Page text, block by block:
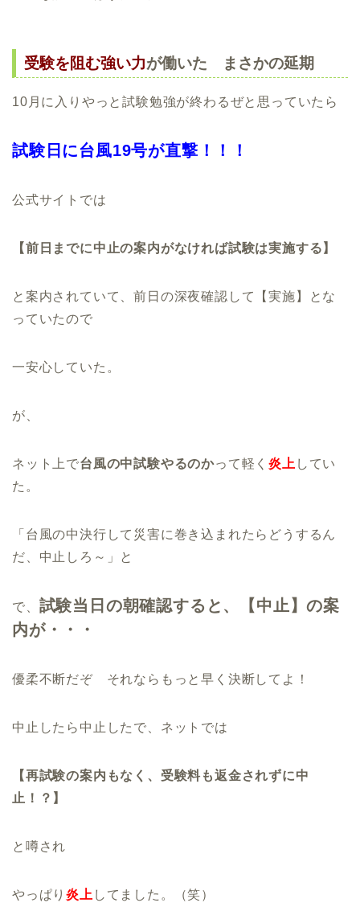
受験を阻む強い力が働いた まさかの延期
10月に入りやっと試験勉強が終わるぜと思っていたら
試験日に台風19号が直撃！！！
公式サイトでは
【前日までに中止の案内がなければ試験は実施する】
と案内されていて、前日の深夜確認して【実施】とな
っていたので
一安心していた。
が、
ネット上で台風の中試験やるのかって軽く炎上 してい
た。
「台風の中決行して災害に巻き込まれたらどうするん
だ、中止しろ～」と
で、 試験当日の朝確認すると、【中止】の案
内が・・・
優柔不断だぞ それならもっと早く決断してよ！
中止したら中止したで、ネットでは
【再試験の案内もなく、受験料も返金されずに中
止！？】
と噂され
やっぱり炎上 してました。（笑）